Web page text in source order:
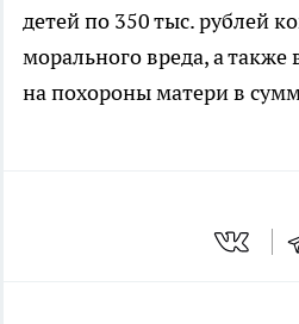
детей по 350 тыс. рублей
морального вреда, а также
на похороны матери в